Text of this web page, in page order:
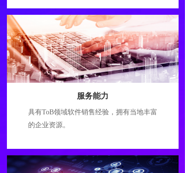
服务能力
具有ToB领域软件销售经验，拥有当地丰富
的企业资源。